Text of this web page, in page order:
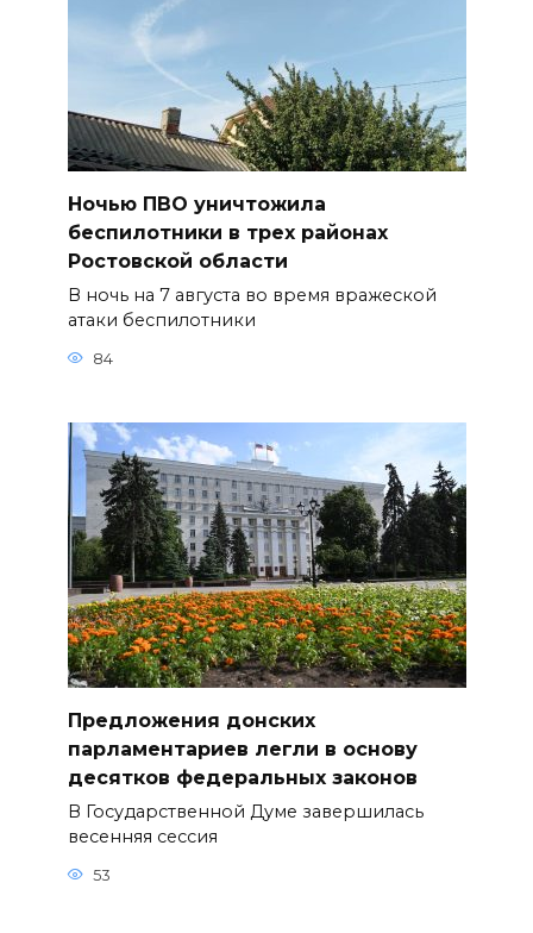
Ночью ПВО уничтожила
беспилотники в трех районах
Ростовской области
В ночь на 7 августа во время вражеской
атаки беспилотники
84
Предложения донских
парламентариев легли в основу
десятков федеральных законов
В Государственной Думе завершилась
весенняя сессия
53